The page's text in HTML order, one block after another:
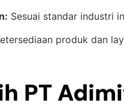
Sesuai standar industri
produk dan
PT